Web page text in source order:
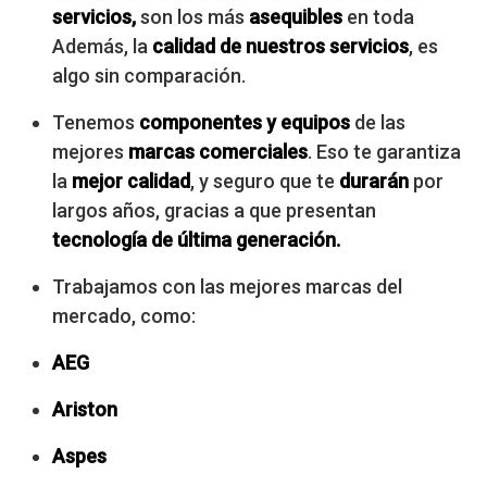
servicios,son los más asequibles en toda
Además, la calidad de nuestros servicios, es
algo sin comparación.
Tenemos componentes y equipos de las
mejores marcas comerciales. Eso te garantiza
la mejor calidad, y seguro que te durarán por
largos años, gracias a que presentan
tecnología de última generación.
Trabajamos con las mejores marcas del
mercado, como:
AEG
Ariston
Aspes